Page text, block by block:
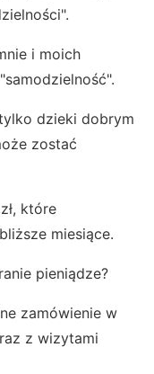
i moich
dzieki dobrym
zostać
które
miesiące.
pieniądze?
zamówienie w
z wizytami